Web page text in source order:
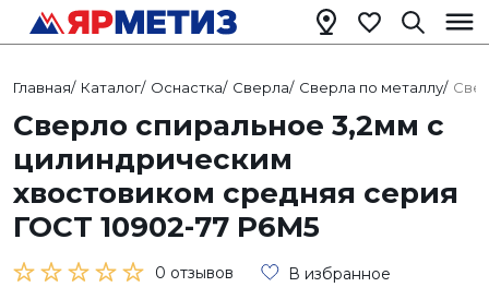
Главная/ Каталог/ Оснастка/ Сверла/ Сверла по металлу/
Сверло спиральное 3,2мм с
цилиндрическим
хвостовиком средняя серия
ГОСТ 10902-77 Р6М5
0 отзывов В избранное